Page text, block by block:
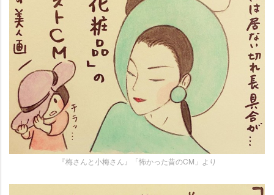
『梅さんと小梅さん』「怖かった昔のCM」より